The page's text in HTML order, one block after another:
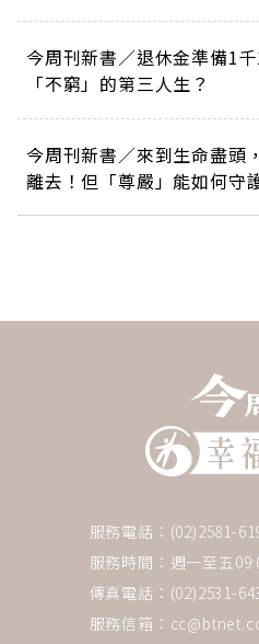
今周刊新書／退休金準備1
「不窮」的第三人生？
今周刊新書／來到生命盡頭
離去！但「尊嚴」能如何守
服務電話：(02)2581-
服務時間：週一至五
傳真電話：(02)2531-
服務信箱：